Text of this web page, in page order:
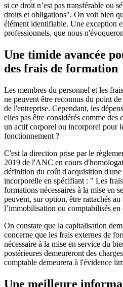
si ce droit n’est pas transférable ou
droits et obligations". On voit bien
élément identifiable. Une exception
professionnels, que nous
Une timide avancée
des frais de formation
Les membres du personnel et les
ne peuvent être reconnus du point
de l'entreprise. Cependant, les
elles pas être considérés comme des
un actif corporel ou incorporel pour
fonctionnement ?
C'est la direction prise par le
2019 de l'ANC en cours
définition du coût d'acquisition
incorporelle en spécifiant : " Les
formations nécessaires à la mise en
peuvent, sur option, être rattachés
l’immobilisation ou comptabilisés en
On constate que la capitalisation
concerne que les frais externes de
nécessaire à la mise en service du
postérieures demeureront des
comptable demeurera à l'évidence
Une meilleure